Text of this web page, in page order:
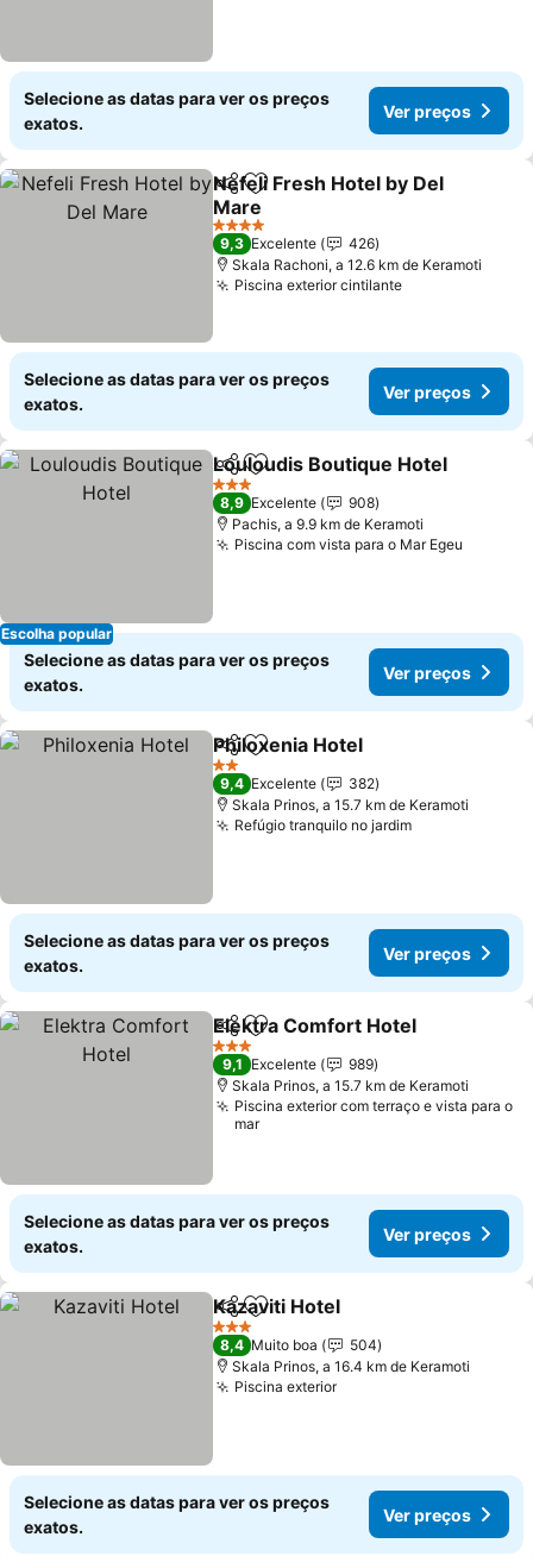
Selecione as datas para ver os preços
exatos.
Ver preços
PartilharAdicionar aos favoritos
Nefeli Fresh Hotel by Del
Mare
4 Estrelas
9,3 Excelente
426
Skala Rachoni, a 12.6 km de Keramoti
Piscina exterior cintilante
Selecione as datas para ver os preços
exatos.
Ver preços
Escolha popular
PartilharAdicionar aos favoritos
Louloudis Boutique Hotel
3 Estrelas
8,9 Excelente
908
Pachis, a 9.9 km de Keramoti
Piscina com vista para o Mar Egeu
Selecione as datas para ver os preços
exatos.
Ver preços
PartilharAdicionar aos favoritos
Philoxenia Hotel
2 Estrelas
9,4 Excelente
382
Skala Prinos, a 15.7 km de Keramoti
Refúgio tranquilo no jardim
Selecione as datas para ver os preços
exatos.
Ver preços
PartilharAdicionar aos favoritos
Elektra Comfort Hotel
3 Estrelas
9,1 Excelente
989
Skala Prinos, a 15.7 km de Keramoti
Piscina exterior com terraço e vista para o
mar
Selecione as datas para ver os preços
exatos.
Ver preços
PartilharAdicionar aos favoritos
Kazaviti Hotel
3 Estrelas
8,4 Muito boa
504
Skala Prinos, a 16.4 km de Keramoti
Piscina exterior
Selecione as datas para ver os preços
exatos.
Ver preços